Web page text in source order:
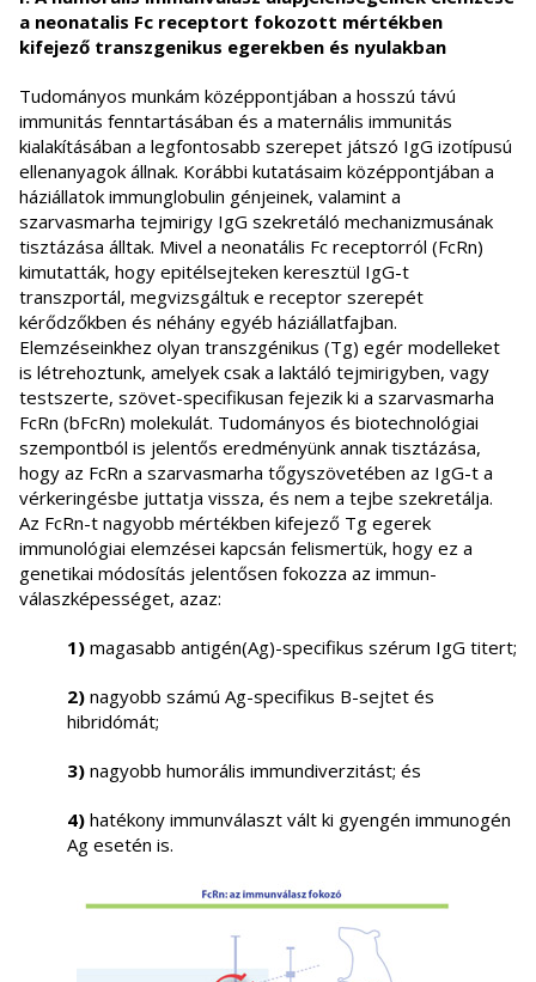
a neonatalis Fc receptort fokozott mértékben
kifejező transzgenikus egerekben és nyulakban
Tudományos munkám középpontjában a hosszú távú
immunitás fenntartásában és a maternális immunitás
kialakításában a legfontosabb szerepet játszó IgG izotípusú
ellenanyagok állnak. Korábbi kutatásaim középpontjában a
háziállatok immunglobulin génjeinek, valamint a
szarvasmarha tejmirigy IgG szekretáló mechanizmusának
tisztázása álltak. Mivel a neonatális Fc receptorról (FcRn)
kimutatták, hogy epitélsejteken keresztül IgG-t
transzportál, megvizsgáltuk e receptor szerepét
kérődzőkben és néhány egyéb háziállatfajban.
Elemzéseinkhez olyan transzgénikus (Tg) egér modelleket
is létrehoztunk, amelyek csak a laktáló tejmirigyben, vagy
testszerte, szövet-specifikusan fejezik ki a szarvasmarha
FcRn (bFcRn) molekulát. Tudományos és biotechnológiai
szempontból is jelentős eredményünk annak tisztázása,
hogy az FcRn a szarvasmarha tőgyszövetében az IgG-t a
vérkeringésbe juttatja vissza, és nem a tejbe szekretálja.
Az FcRn-t nagyobb mértékben kifejező Tg egerek
immunológiai elemzései kapcsán felismertük, hogy ez a
genetikai módosítás jelentősen fokozza az immun-
válaszképességet, azaz:
1) magasabb antigén(Ag)-specifikus szérum IgG titert;
2) nagyobb számú Ag-specifikus B-sejtet és
hibridómát;
3) nagyobb humorális immundiverzitást; és
4) hatékony immunválaszt vált ki gyengén immunogén
Ag esetén is.